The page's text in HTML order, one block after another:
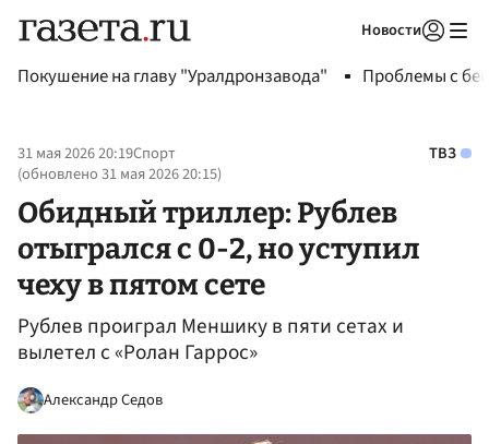
Новости
Покушение на главу "Уралдронзавода" Проблемы с
31 мая 2026 20:19Спорт
ТВЗ
(обновлено31 мая 2026 20:15)
Обидный триллер: Рублев
отыгрался с 0-2, но уступил
чеху в пятом сете
Рублев проиграл Меншику в пяти сетах и
вылетел с «Ролан Гаррос»
Александр Седов